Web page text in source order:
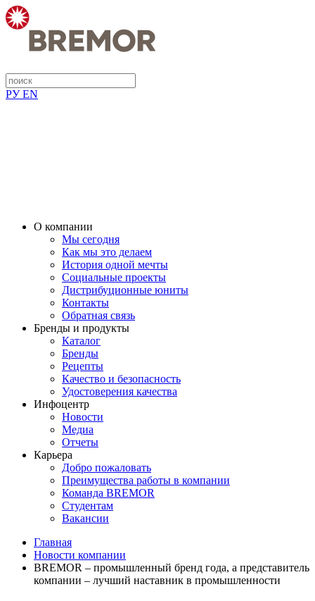
РУ EN
О компании
Мы сегодня
Как мы это делаем
История одной мечты
Социальные проекты
Дистрибуционные юниты
Контакты
Обратная связь
Бренды и продукты
Каталог
Бренды
Рецепты
Качество и безопасность
Удостоверения качества
Инфоцентр
Новости
Медиа
Отчеты
Карьера
Добро пожаловать
Преимущества работы в компании
Команда BREMOR
Студентам
Вакансии
Главная
Новости компании
BREMOR – промышленный бренд года, а представитель
компании – лучший наставник в промышленности